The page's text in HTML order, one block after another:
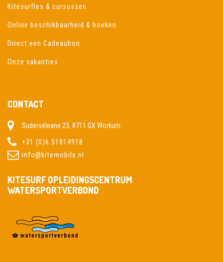
Kitesurfles & cursussen
Online beschikbaarheid & boeken
Direct een Cadeaubon
Onze vakanties
CONTACT
Suderséleane 23, 8711 GX Workum
+31 (0)6 51814918
info@kitemobile.nl
KITESURF OPLEIDINGSCENTRUM
WATERSPORTVERBOND